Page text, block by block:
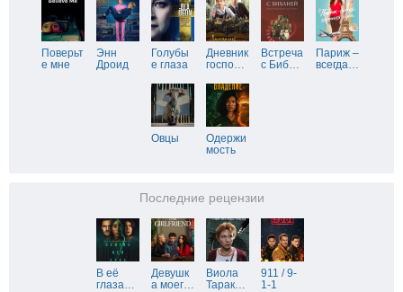
Поверьт
е мне
Энн
Дроид
Голубы
е глаза
Дневник
госпо…
Встреча
с Биб…
Париж –
всегда…
Овцы
Одержи
мость
Последние рецензии
В её
глаза…
Девушк
а моег…
Виола
Тарак…
911 / 9-
1-1